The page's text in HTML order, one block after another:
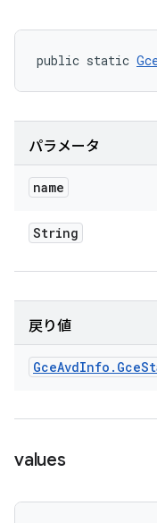
public static
パラメータ
name
String
戻り値
GceAvdInfo . Gce
values